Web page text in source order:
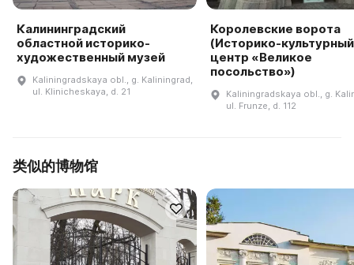
Калининградский
областной историко-
художественный музей
Kaliningradskaya obl., g. Kaliningrad,
ul. Klinicheskaya, d. 21
Королевские ворота
(Историко-культурный
центр «Великое
посольство»)
Kaliningradskaya obl., g.
ul. Frunze, d. 112
类似的博物馆